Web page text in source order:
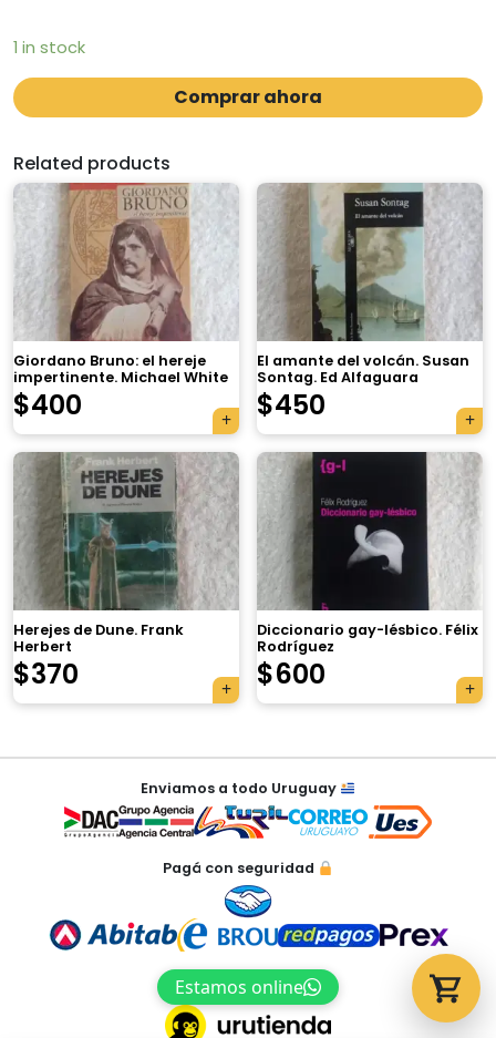
1 in stock
Comprar ahora
Related products
Giordano Bruno: el hereje
impertinente. Michael White
$400
El amante del volcán. Susan
Sontag. Ed Alfaguara
$450
Herejes de Dune. Frank
Herbert
$370
Diccionario gay-lésbico. Félix
Rodríguez
$600
Navegación
entradas
Enviamos a todo Uruguay
Pagá con seguridad
Estamos online
×
Tu carrito está vacío.
Agregá un producto y aparecerá acá
automáticamente.